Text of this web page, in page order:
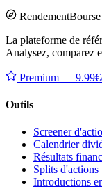
RendementBourse
La plateforme de
Analysez, comparez
Premium —
Outils
Screener
Calendrier
Résultats
Splits d'actions
Introductions